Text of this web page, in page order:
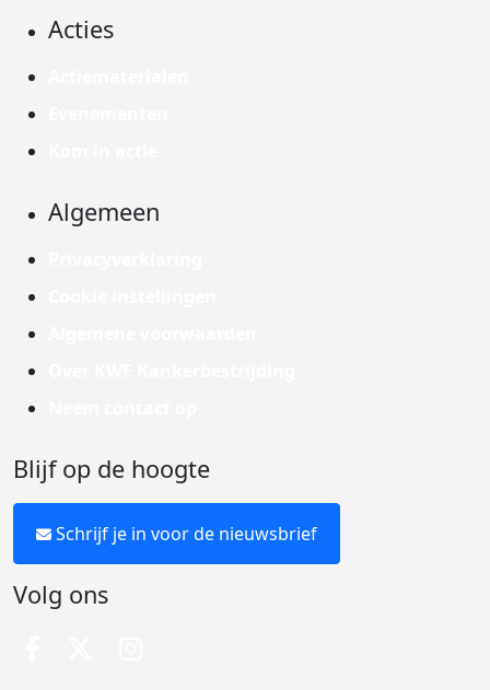
Acties
Algemeen
Blijf op de hoogte
Schrijf je in voor de nieuwsbrief
Volg ons